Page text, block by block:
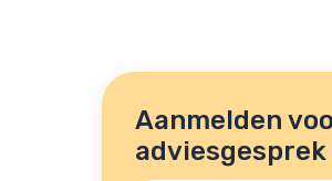
Aanmelden
adviesgesprek